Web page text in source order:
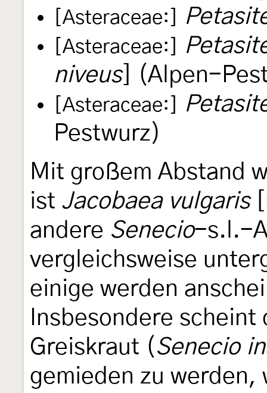
[Asteraceae:]
[Asteraceae:]
niveus] (Alpen-
[Asteraceae:]
Pestwurz)
Mit großem Abstand
ist Jacobaea vulgaris
andere Senecio-s.l.-
vergleichsweise
einige werden
Insbesondere
Greiskraut ( Senecio
gemieden zu werden,